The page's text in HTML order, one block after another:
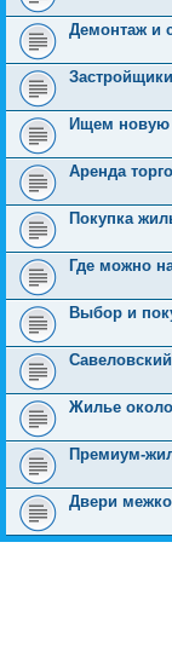
Демонтаж и
Ищем новую
Аренда
Покупка
Где можно
Выбор и
Жилье
Премиум-
Двери